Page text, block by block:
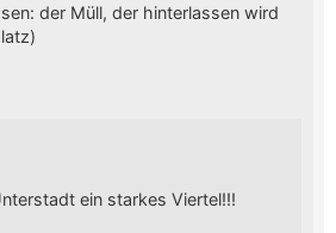
der Müll, der hinterlassen wird
ein starkes Viertel!!!